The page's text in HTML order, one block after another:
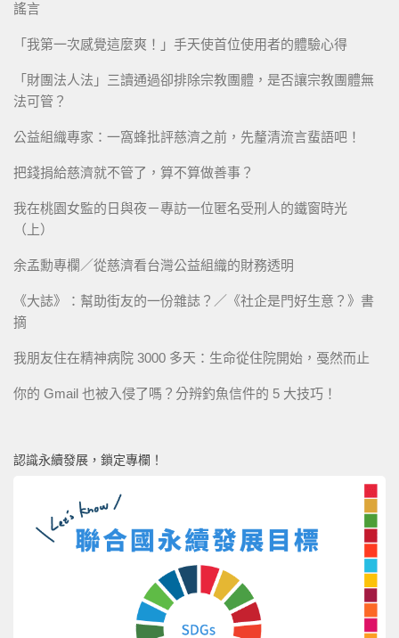
謠言
「我第一次感覺這麼爽！」手天使首位使用者的體驗心得
「財團法人法」三讀通過卻排除宗教團體，是否讓宗教團體無
法可管？
公益組織專家：一窩蜂批評慈濟之前，先釐清流言蜚語吧！
把錢捐給慈濟就不管了，算不算做善事？
我在桃園女監的日與夜－專訪一位匿名受刑人的鐵窗時光
（上）
余孟勳專欄／從慈濟看台灣公益組織的財務透明
《大誌》：幫助街友的一份雜誌？／《社企是門好生意？》書
摘
我朋友住在精神病院 3000 多天：生命從住院開始，戞然而止
你的 Gmail 也被入侵了嗎？分辨釣魚信件的 5 大技巧！
認識永續發展，鎖定專欄！